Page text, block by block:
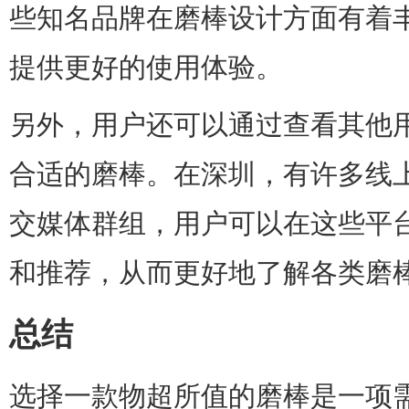
些知名品牌在磨棒设计方面有着
提供更好的使用体验。
另外，用户还可以通过查看其他
合适的磨棒。在深圳，有许多线
交媒体群组，用户可以在这些平
和推荐，从而更好地了解各类磨
总结
选择一款物超所值的磨棒是一项